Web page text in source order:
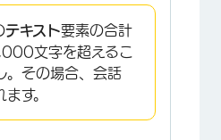
テキスト要素の合計
文字を超えるこ
。その場合、会話
す。